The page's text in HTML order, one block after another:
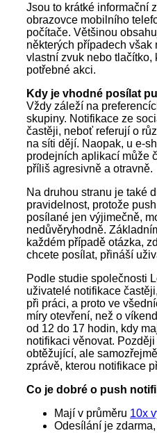
Jsou to krátké informační
obrazovce mobilního
počítače. Většinou
některých případech však
vlastní zvuk nebo tlačítko,
potřebné akci.
Kdy je vhodné posílat
Vždy záleží na
skupiny. Notifikace ze
častěji, neboť referují o
na síti dějí. Naopak, u e-
prodejních aplikací může
příliš agresivně a otravně.
Na druhou stranu je také
pravidelnost, protože
posílané jen výjimečně,
nedůvěryhodně.
každém případě otázka,
chcete posílat, přináší
Podle studie společnosti
uživatelé notifikace
při práci, a proto ve
míry otevření, než o
od 12 do 17 hodin, kdy
notifikaci věnovat.
obtěžující, ale
zprávě, kterou notifikace
Co je dobré o push
Mají v průměru 10x
Odesílání je